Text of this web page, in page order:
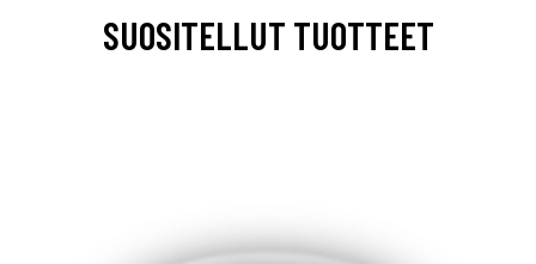
SUOSITELLUT TUOTTEET